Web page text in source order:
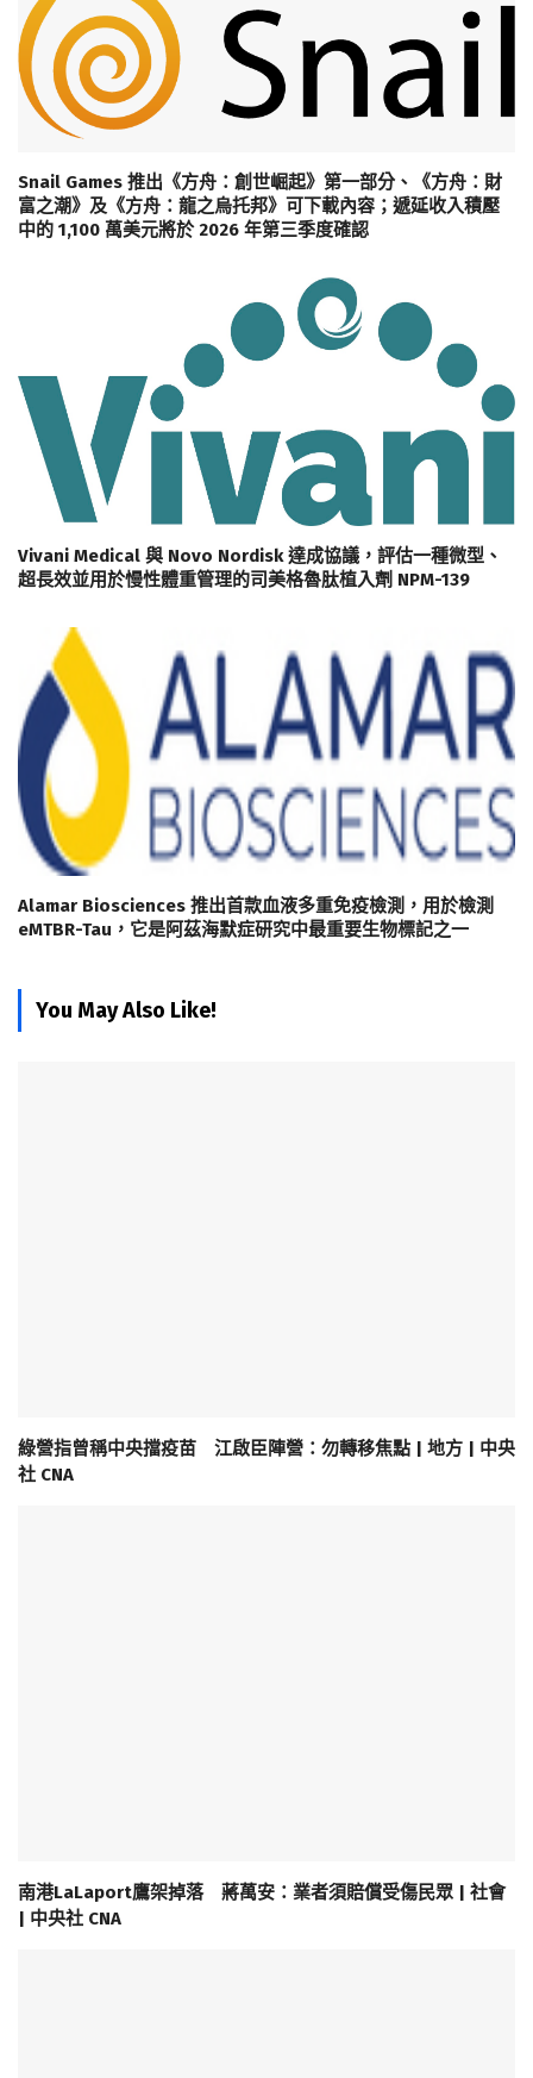
Snail Games 推出《方舟：創世崛起》第一部分、《方舟：財
富之潮》及《方舟：龍之烏托邦》可下載內容；遞延收入積壓
中的 1,100 萬美元將於 2026 年第三季度確認
Vivani Medical 與 Novo Nordisk 達成協議，評估一種微型、
超長效並用於慢性體重管理的司美格魯肽植入劑 NPM-139
Alamar Biosciences 推出首款血液多重免疫檢測，用於檢測
eMTBR-Tau，它是阿茲海默症研究中最重要生物標記之一
You May Also Like!
綠營指曾稱中央擋疫苗 江啟臣陣營：勿轉移焦點 | 地方 | 中央
社 CNA
南港LaLaport鷹架掉落 蔣萬安：業者須賠償受傷民眾 | 社會
| 中央社 CNA